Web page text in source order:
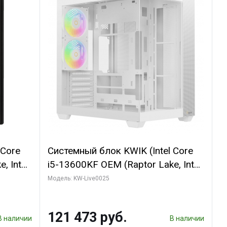
Intel
наличии
Системный блок KWIK (Intel Core
i5-13600KF OEM (Raptor Lake, Intel
7, C14 8EC/6PC/ 32 ГБ ОЗУ (2
3xDP / 960 ГБ SSD)
Модель: KW-Live0025
121 473 руб. В наличии